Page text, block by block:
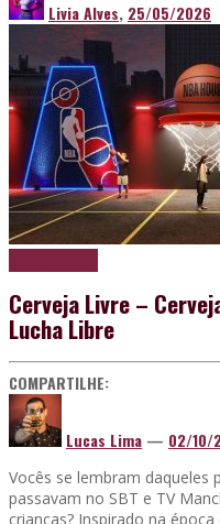
Livia Alves, 25/05/2026
Cerveja Livre –
Lucha Libre
COMPARTILHE:
Lucas Lima — 02/10/
Vocês se lembram daqueles
passavam no SBT e TV
crianças? Inspirado na